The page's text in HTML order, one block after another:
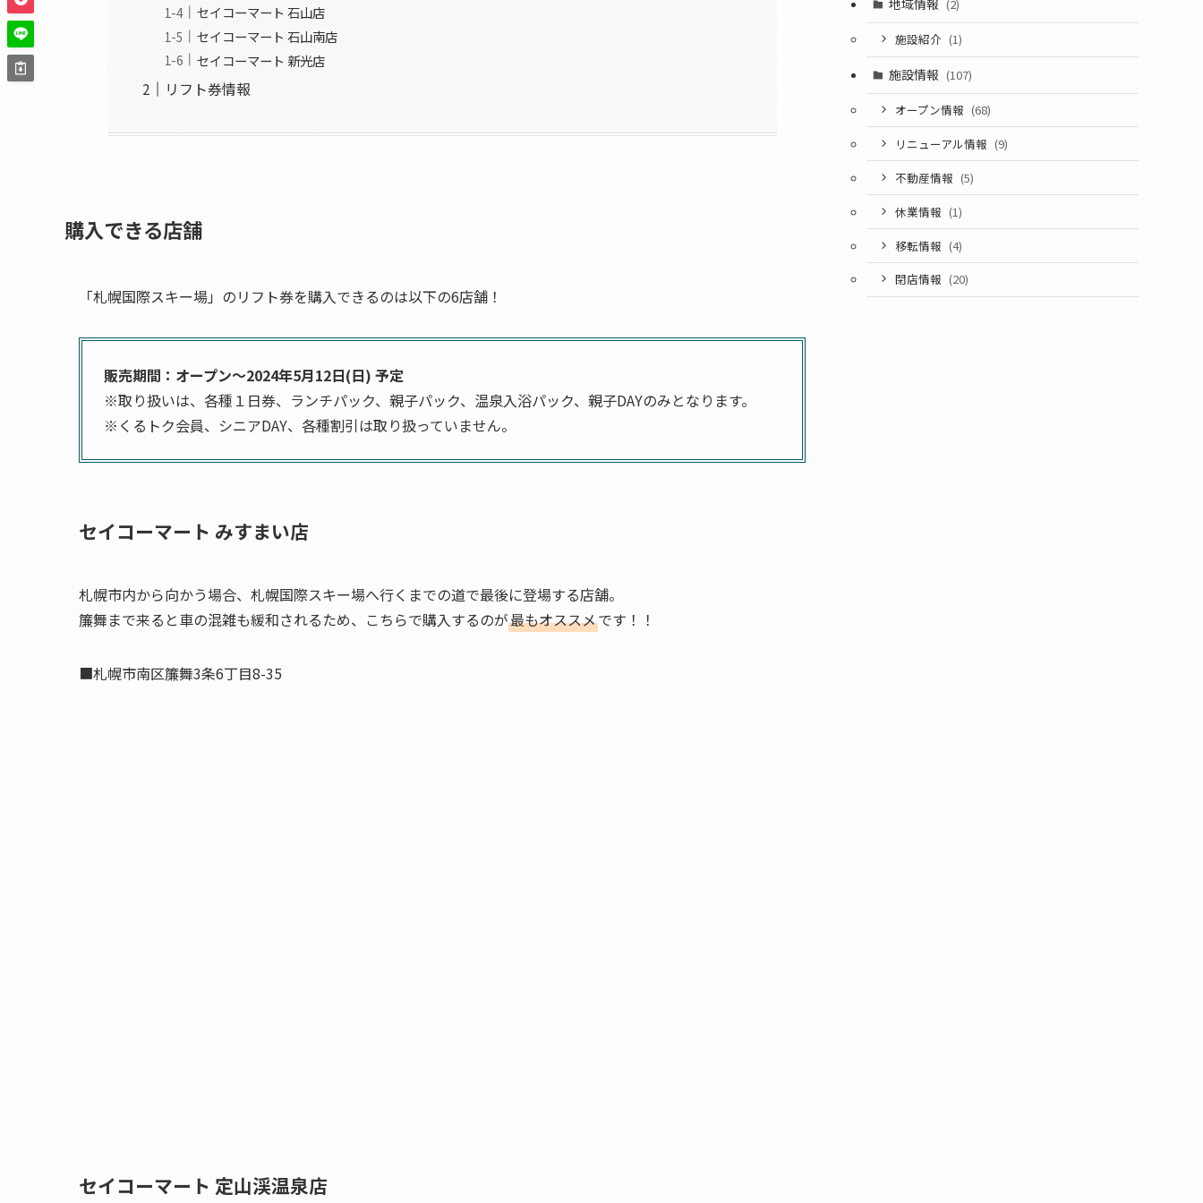
セイコーマート 石山店
セイコーマート 石山南店
セイコーマート 新光店
リフト券情報
購入できる店舗
「札幌国際スキー場」のリフト券を購入できるのは以下の6店舗！
販売期間：オープン～2024年5月12日(日) 予定
※取り扱いは、各種１日券、ランチパック、親子パック、温泉入浴パック、親子DAYのみとなります。
※くるトク会員、シニアDAY、各種割引は取り扱っていません。
セイコーマート みすまい店
札幌市内から向かう場合、札幌国際スキー場へ行くまでの道で最後に登場する店舗。
簾舞まで来ると車の混雑も緩和されるため、こちらで購入するのが最もオススメです！！
■札幌市南区簾舞3条6丁目8-35
セイコーマート 定山渓温泉店
地域情報 (2)
施設紹介 (1)
施設情報 (107)
オープン情報 (68)
リニューアル情報 (9)
不動産情報 (5)
休業情報 (1)
移転情報 (4)
閉店情報 (20)